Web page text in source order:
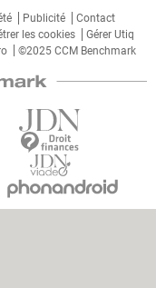
Publicité
Contact
les cookies
Gérer Utiq
©2025 CCM Benchmark